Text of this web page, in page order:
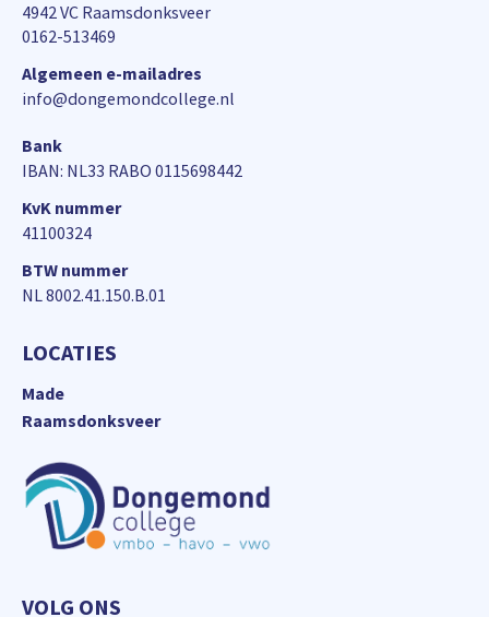
4942 VC Raamsdonksveer
0162-513469
Algemeen e-mailadres
info@dongemondcollege.nl
Bank
IBAN: NL33 RABO 0115698442
KvK nummer
41100324
BTW nummer
NL 8002.41.150.B.01
LOCATIES
Made
Raamsdonksveer
VOLG ONS